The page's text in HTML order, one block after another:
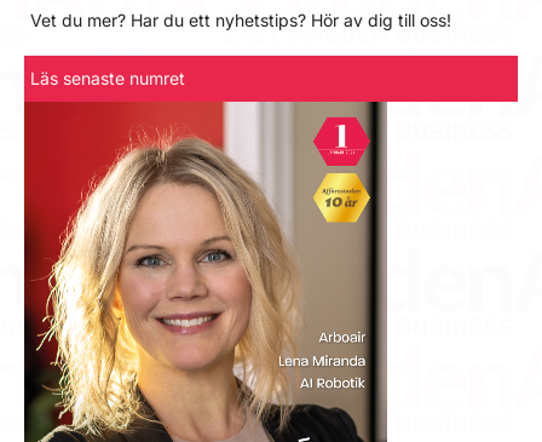
Vet du mer? Har du ett nyhetstips? Hör av dig till oss!
Läs senaste numret